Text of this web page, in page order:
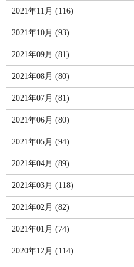
2021年11月 (116)
2021年10月 (93)
2021年09月 (81)
2021年08月 (80)
2021年07月 (81)
2021年06月 (80)
2021年05月 (94)
2021年04月 (89)
2021年03月 (118)
2021年02月 (82)
2021年01月 (74)
2020年12月 (114)